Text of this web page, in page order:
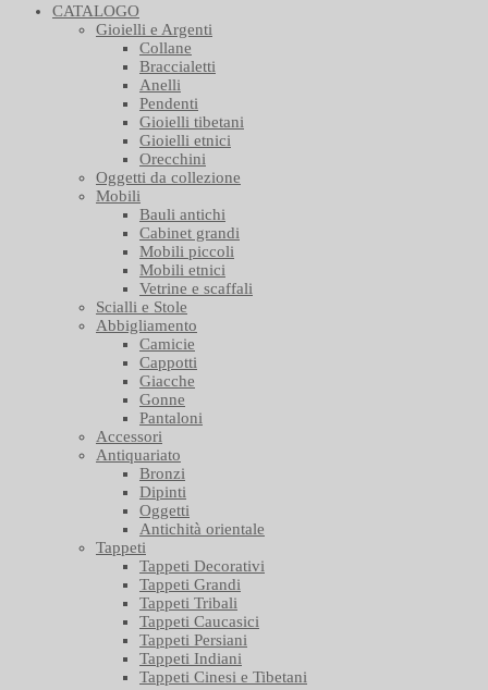
CATALOGO
Gioielli e Argenti
Collane
Braccialetti
Anelli
Pendenti
Gioielli tibetani
Gioielli etnici
Orecchini
Oggetti da collezione
Mobili
Bauli antichi
Cabinet grandi
Mobili piccoli
Mobili etnici
Vetrine e scaffali
Scialli e Stole
Abbigliamento
Camicie
Cappotti
Giacche
Gonne
Pantaloni
Accessori
Antiquariato
Bronzi
Dipinti
Oggetti
Antichità orientale
Tappeti
Tappeti Decorativi
Tappeti Grandi
Tappeti Tribali
Tappeti Caucasici
Tappeti Persiani
Tappeti Indiani
Tappeti Cinesi e Tibetani